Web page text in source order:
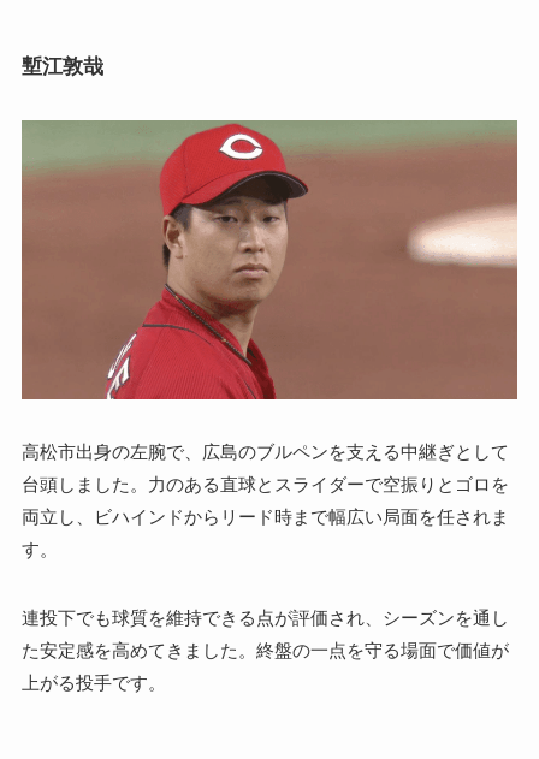
塹江敦哉
高松市出身の左腕で、広島のブルペンを支える中継ぎとして
台頭しました。力のある直球とスライダーで空振りとゴロを
両立し、ビハインドからリード時まで幅広い局面を任されま
す。
連投下でも球質を維持できる点が評価され、シーズンを通し
た安定感を高めてきました。終盤の一点を守る場面で価値が
上がる投手です。